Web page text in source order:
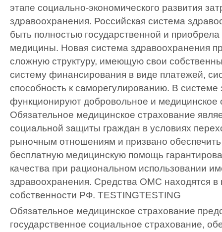
этапе социально-экономического развития
здравоохранения. Российская система
быть полностью государственной и
медицины. Новая система здравоохранения
сложную структуру, имеющую свои
систему финансирования в виде платежей,
способность к саморегулированию. В системе
функционируют добровольное и медицинское
Обязательное медицинское страхование
социальной защиты граждан в условиях
рыночным отношениям и призвано
бесплатную медицинскую помощь
качества при рациональном использовании
здравоохранения. Средства ОМС находятся в
собственности РФ. TESTINGTESTING
Обязательное медицинское страхование
государственное социальное страхование,